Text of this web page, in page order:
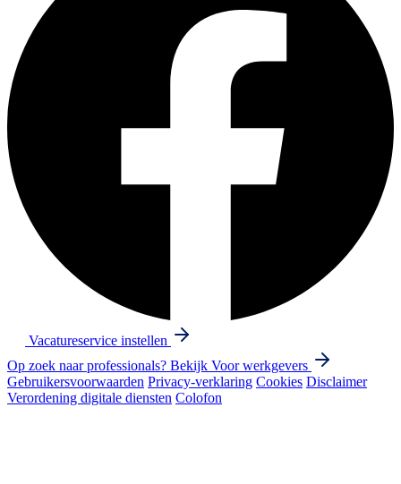
Vacatureservice instellen
Op zoek naar professionals? Bekijk Voor werkgevers
Gebruikersvoorwaarden Privacy-verklaring Cookies Disclaimer
Verordening digitale diensten Colofon